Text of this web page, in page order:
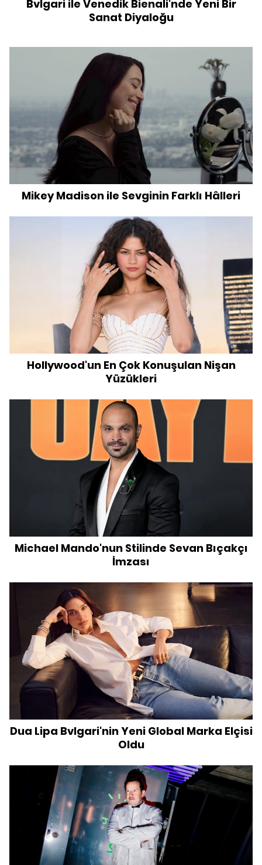
Bvlgari ile Venedik Bienali'nde Yeni Bir
Sanat Diyaloğu
Mikey Madison ile Sevginin Farklı Hâlleri
Hollywood'un En Çok Konuşulan Nişan
Yüzükleri
Michael Mando'nun Stilinde Sevan Bıçakçı
İmzası
Dua Lipa Bvlgari'nin Yeni Global Marka Elçisi
Oldu